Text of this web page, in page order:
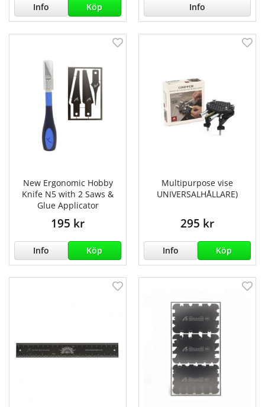
Info Köp Info
New Ergonomic Hobby
Knife N5 with 2 Saws &
Glue Applicator
195 kr
Info Köp
Multipurpose vise
UNIVERSALHÅLLARE)
295 kr
Info Köp